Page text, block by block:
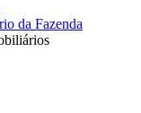
da Fazenda